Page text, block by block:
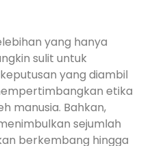
yang hanya
sulit untuk
yang diambil
etika
manusia. Bahkan,
sejumlah
berkembang hingga